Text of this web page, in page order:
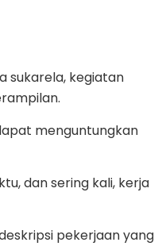
sukarela, kegiatan
menguntungkan
dan sering kali, kerja
pekerjaan yang